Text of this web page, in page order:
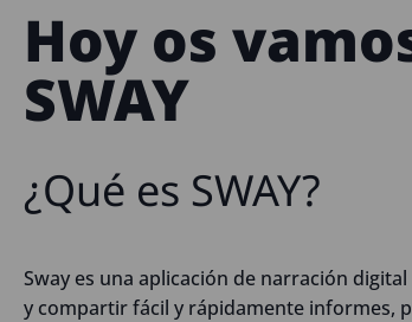
Hoy os
SWAY
¿Qué es SWAY?
Sway es una aplicación de narración
y compartir fácil y rápidamente informes,